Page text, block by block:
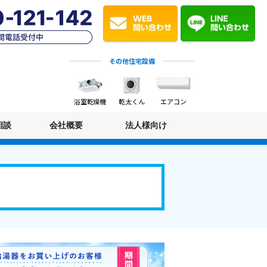
その他住宅設備
浴室乾燥機 乾太くん エアコン
談 会社概要 法人様向け